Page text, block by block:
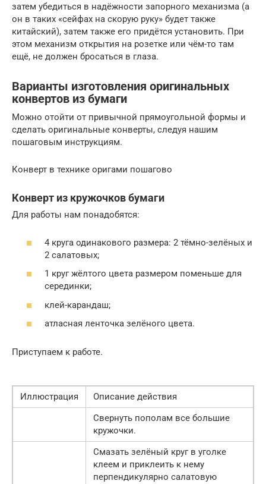
затем убедиться в надёжности запорного механизма (а
он в таких «сейфах на скорую руку» будет также
китайский), затем также его придётся установить. При
этом механизм открытия на розетке или чём-то там
ещё, не должен бросаться в глаза.
Варианты изготовления оригинальных
конвертов из бумаги
Можно отойти от привычной прямоугольной формы и
сделать оригинальные конверты, следуя нашим
пошаговым инструкциям.
Конверт в технике оригами пошагово
Конверт из кружочков бумаги
Для работы нам понадобятся:
4 круга одинакового размера: 2 тёмно-зелёных и
2 салатовых;
1 круг жёлтого цвета размером поменьше для
серединки;
клей-карандаш;
атласная ленточка зелёного цвета.
Приступаем к работе.
Иллюстрация
Описание действия
Свернуть пополам все большие
кружочки.
Смазать зелёный круг в уголке
клеем и приклеить к нему
перпендикулярно салатовую